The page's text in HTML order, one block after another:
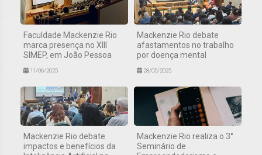
Faculdade Mackenzie Rio
marca presença no XIII
SIMEP, em João Pessoa
11/06/2025
Mackenzie Rio debate
afastamentos no trabalho
por doença mental
28/05/2025
Mackenzie Rio debate
impactos e benefícios da
Mackenzie Rio realiza o 3°
Seminário de